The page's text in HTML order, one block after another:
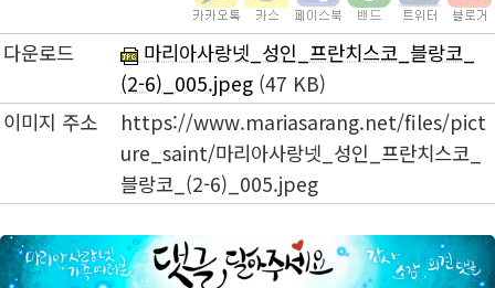
다운로드
마리아사랑넷_성인_프란치스코_블랑코_
(2-6)_005.jpeg (47 KB)
이미지 주소
https://www.mariasarang.net/files/pict
ure_saint/마리아사랑넷_성인_프란치스코_
블랑코_(2-6)_005.jpeg